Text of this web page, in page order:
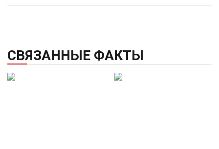
СВЯЗАННЫЕ ФАКТЫ